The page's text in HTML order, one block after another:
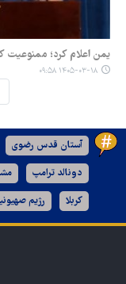
یمن اعلام کرد؛ ممنوعیت
۱۴۰۵-۰۳-۱۸ ۰۹:۵۸
آستان قدس رضوی
دونالد ترامپ
کربلا رژیم